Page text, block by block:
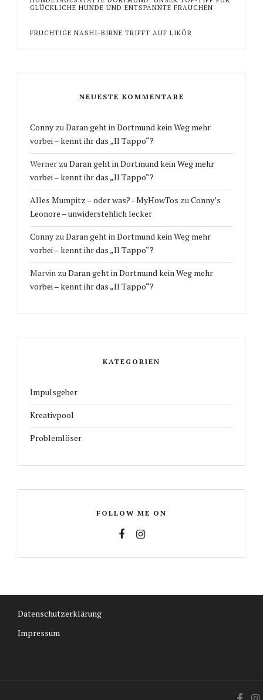
GLÜCKLICHE HUNDE UND ENTSPANNTE FRAUCHEN
FRUCHTIGE NASHI-BIRNE TRIFFT AUF LIKÖR
NEUESTE KOMMENTARE
Conny zu Daran geht in Dortmund kein Weg mehr
vorbei – kennt ihr das „Il Tappo“?
Werner zu Daran geht in Dortmund kein Weg mehr
vorbei – kennt ihr das „Il Tappo“?
Alles Mumpitz – oder was? - MyHowTos zu Conny’s
Leonore – unwiderstehlich lecker
Conny zu Daran geht in Dortmund kein Weg mehr
vorbei – kennt ihr das „Il Tappo“?
Marvin zu Daran geht in Dortmund kein Weg mehr
vorbei – kennt ihr das „Il Tappo“?
KATEGORIEN
Impulsgeber
Kreativpool
Problemlöser
FOLLOW ME ON
Datenschutzerklärung
Impressum